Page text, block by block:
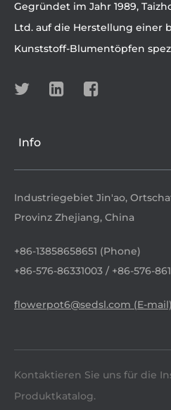
Gegründet im Jahr 1989,
Ltd. auf die Herstellung einer
Kunststoff-Blumentöpfen
Info
Industriegebiet Jin'ao,
Provinz Zhejiang, China
+86-13858658651 (Phone)
+86-576-86331003 / +86-576-
flowerpot6@sedsl.com (E-mail)
Kontaktieren Sie uns für die
Produktkatalog.